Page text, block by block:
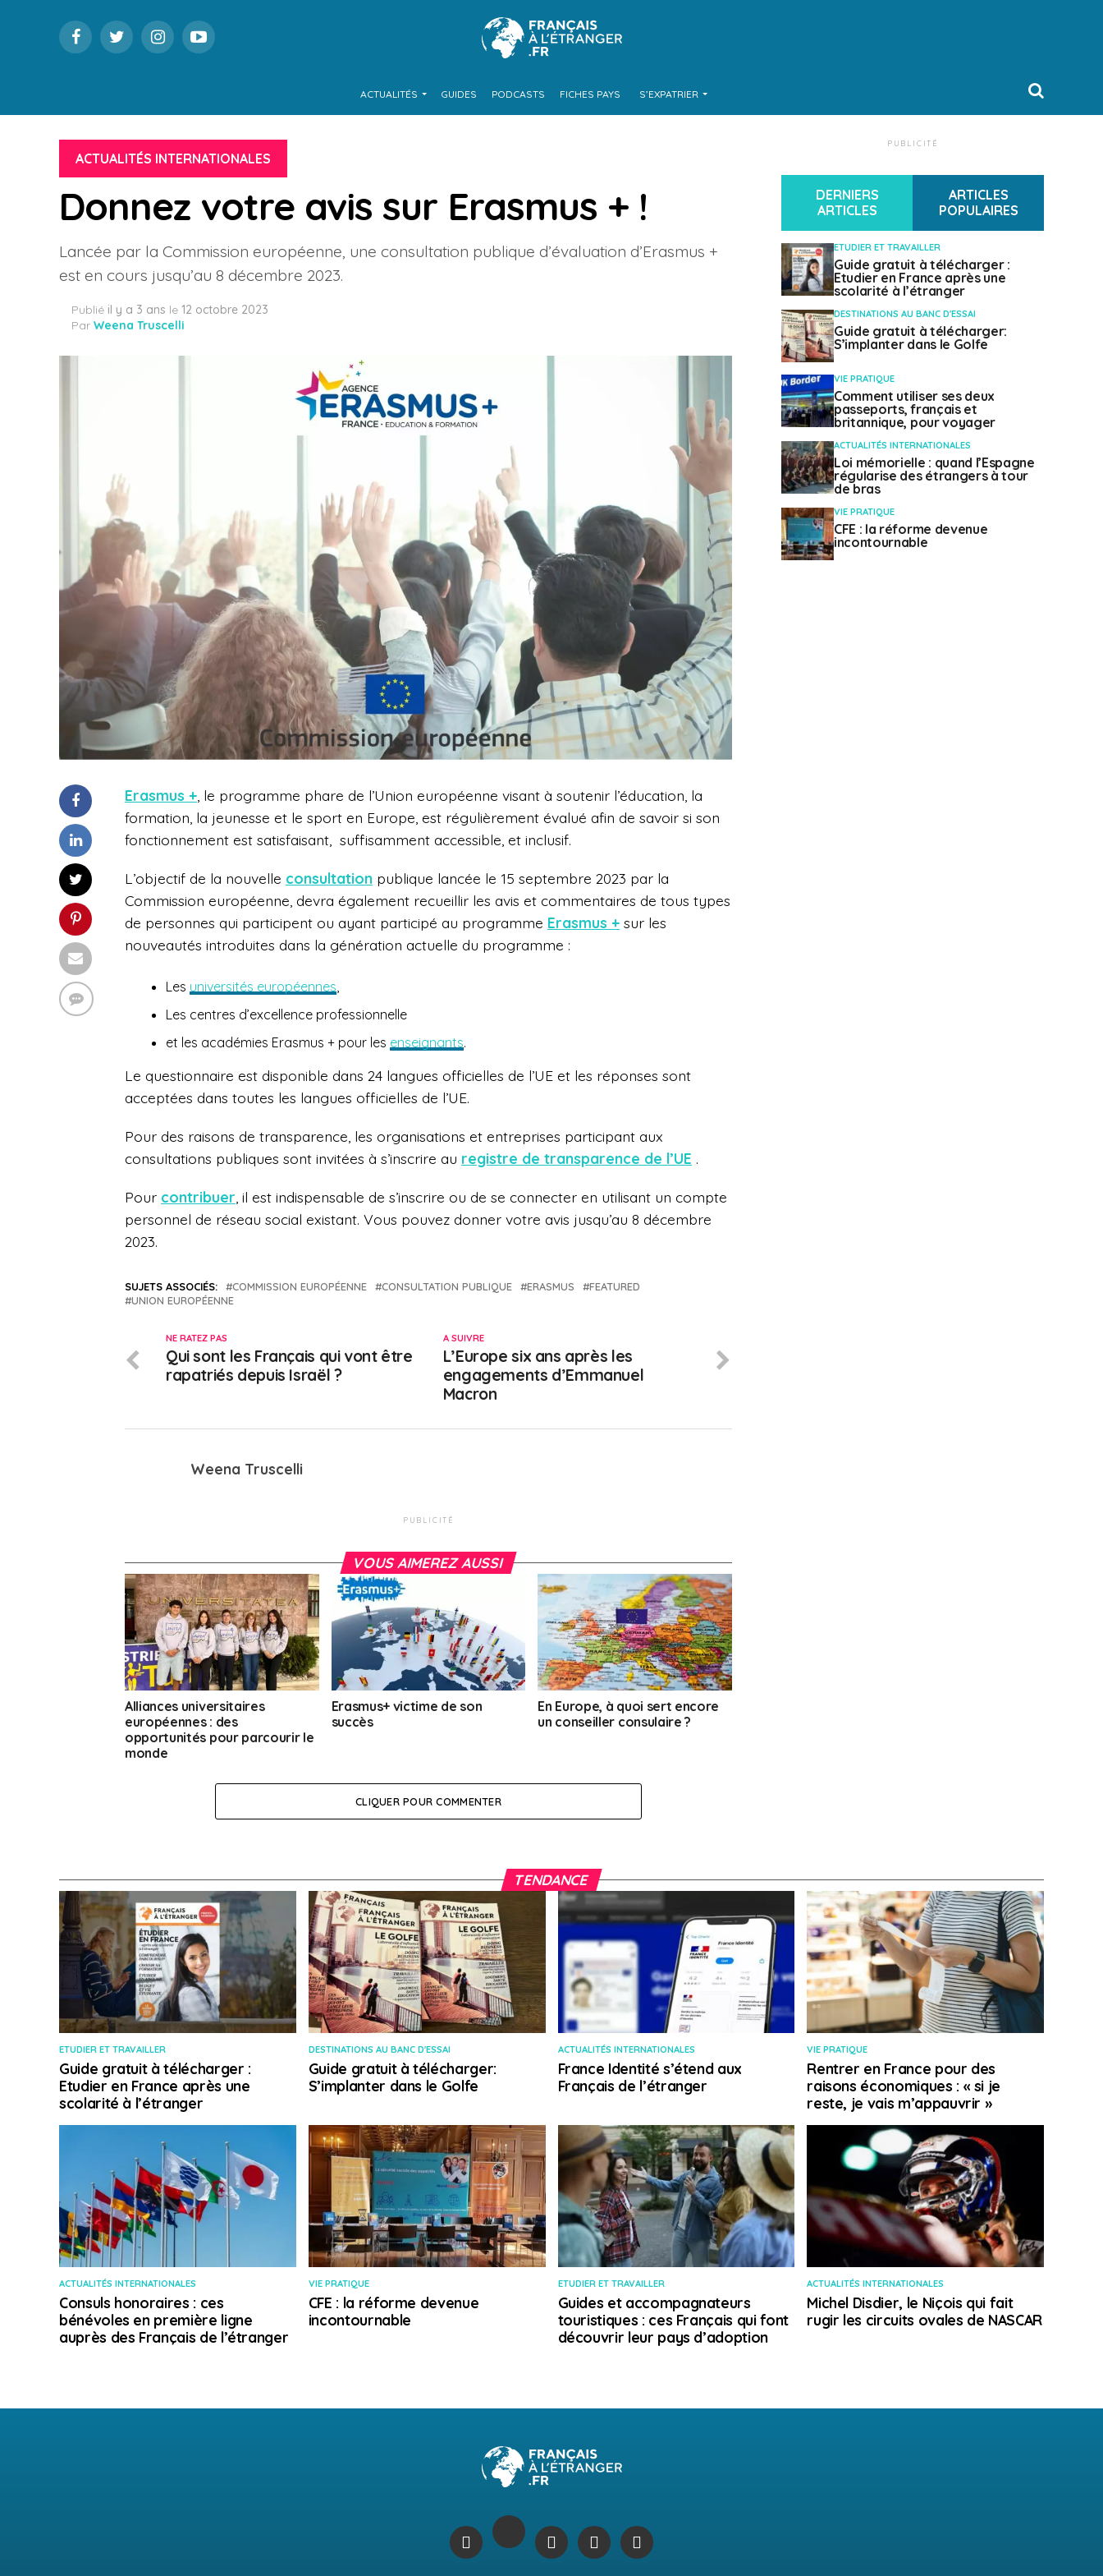
ACTUALITÉS GUIDES PODCASTS FICHES PAYS S’EXPATRIER
ACTUALITÉS INTERNATIONALES
Donnez votre avis sur Erasmus + !
Lancée par la Commission européenne, une consultation publique d’évaluation d’Erasmus +
est en cours jusqu’au 8 décembre 2023.
Publié il y a 3 ans le 12 octobre 2023
Par Weena Truscelli
Erasmus + , le programme phare de l’Union européenne visant à soutenir l’éducation, la
formation, la jeunesse et le sport en Europe, est régulièrement évalué afin de savoir si son
fonctionnement est satisfaisant, suffisamment accessible, et inclusif.
L’objectif de la nouvelle consultation publique lancée le 15 septembre 2023 par la
Commission européenne, devra également recueillir les avis et commentaires de tous types
de personnes qui participent ou ayant participé au programme Erasmus + sur les
nouveautés introduites dans la génération actuelle du programme :
Les universités européennes,
Les centres d’excellence professionnelle
et les académies Erasmus + pour les enseignants.
Le questionnaire est disponible dans 24 langues officielles de l’UE et les réponses sont
acceptées dans toutes les langues officielles de l’UE.
Pour des raisons de transparence, les organisations et entreprises participant aux
consultations publiques sont invitées à s’inscrire au registre de transparence de l’UE .
Pour contribuer , il est indispensable de s’inscrire ou de se connecter en utilisant un compte
personnel de réseau social existant. Vous pouvez donner votre avis jusqu’au 8 décembre
2023.
SUJETS ASSOCIÉS: COMMISSION EUROPÉENNE CONSULTATION PUBLIQUE ERASMUS
FEATURED
UNION EUROPÉENNE
A SUIVRE
L’Europe six ans après les
engagements d’Emmanuel
Macron
NE RATEZ PAS
Qui sont les Français qui vont être
rapatriés depuis Israël ?
Weena Truscelli
PUBLICITÉ
VOUS AIMEREZ AUSSI
Alliances universitaires
européennes : des
opportunités pour parcourir le
monde
Erasmus+ victime de son
succès
En Europe, à quoi sert encore
un conseiller consulaire ?
CLIQUER POUR COMMENTER
PUBLICITÉ
DERNIERS
ARTICLES
ARTICLES
POPULAIRES
ETUDIER ET TRAVAILLER
Guide gratuit à télécharger :
Etudier en France après une
scolarité à l’étranger
DESTINATIONS AU BANC D'ESSAI
Guide gratuit à télécharger:
S’implanter dans le Golfe
VIE PRATIQUE
Comment utiliser ses deux
passeports, français et
britannique, pour voyager
ACTUALITÉS INTERNATIONALES
Loi mémorielle : quand l’Espagne
régularise des étrangers à tour
de bras
VIE PRATIQUE
CFE : la réforme devenue
incontournable
TENDANCE
ETUDIER ET TRAVAILLER
Guide gratuit à télécharger :
Etudier en France après une
scolarité à l’étranger
DESTINATIONS AU BANC D'ESSAI
Guide gratuit à télécharger:
S’implanter dans le Golfe
ACTUALITÉS INTERNATIONALES
France Identité s’étend aux
Français de l’étranger
VIE PRATIQUE
Rentrer en France pour des
raisons économiques : « si je
reste, je vais m’appauvrir »
ACTUALITÉS INTERNATIONALES
Consuls honoraires : ces
bénévoles en première ligne
auprès des Français de l’étranger
VIE PRATIQUE
CFE : la réforme devenue
incontournable
ETUDIER ET TRAVAILLER
Guides et accompagnateurs
touristiques : ces Français qui font
découvrir leur pays d’adoption
ACTUALITÉS INTERNATIONALES
Michel Disdier, le Niçois qui fait
rugir les circuits ovales de NASCAR